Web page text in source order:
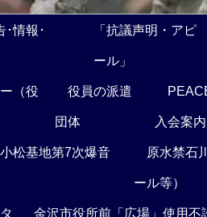
･情報･ 「抗議声明・アピ
ール」
（役 役員の派遣
団体 入会案内
松基地第7次爆音 原水禁石
ール等）
金沢市役所前「広場」使用不